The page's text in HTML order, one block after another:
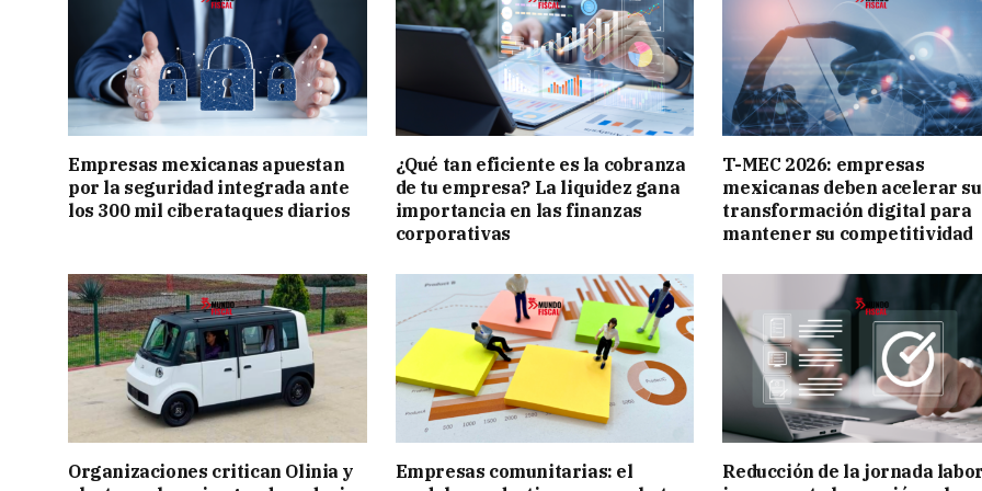
Empresas mexicanas apuestan
por la seguridad integrada ante
los 300 mil ciberataques diarios
¿Qué tan eficiente es la cobranza
de tu empresa? La liquidez gana
importancia en las finanzas
corporativas
T-MEC 2026: empresas
mexicanas deben acelerar su
transformación digital para
mantener su competitividad
Organizaciones critican Olinia y
Empresas comunitarias: el
Reducción de la jornada